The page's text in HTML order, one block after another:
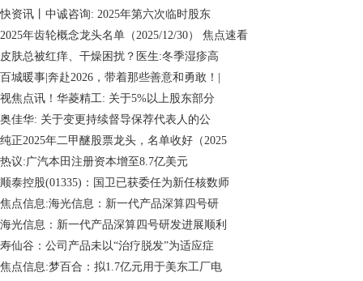
快资讯丨中诚咨询: 2025年第六次临时股东
2025年齿轮概念龙头名单（2025/12/30） 焦点速看
皮肤总被红痒、干燥困扰？医生:冬季湿疹高
百城暖事|奔赴2026，带着那些善意和勇敢！|
视焦点讯！华菱精工: 关于5%以上股东部分
奥佳华: 关于变更持续督导保荐代表人的公
纯正2025年二甲醚股票龙头，名单收好（2025
热议:广汽本田注册资本增至8.7亿美元
顺泰控股(01335)：国卫已获委任为新任核数师
焦点信息:海光信息：新一代产品深算四号研
海光信息：新一代产品深算四号研发进展顺利
寿仙谷：公司产品未以“治疗脱发”为适应症
焦点信息:梦百合：拟1.7亿元用于美东工厂电